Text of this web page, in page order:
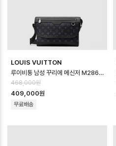
LOUIS VUITTON
루이비통 남성 꾸리에 메신저 M28630 - Louis vuitton Mens Courie…
468,000원
409,000원
무료배송